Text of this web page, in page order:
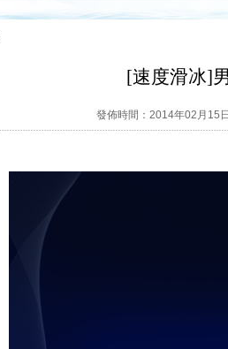
[速度滑冰]
發佈時間：2014年02月15